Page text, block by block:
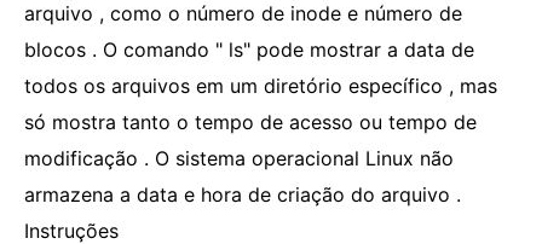
arquivo , como o número de inode e número de
blocos . O comando " ls" pode mostrar a data de
todos os arquivos em um diretório específico , mas
só mostra tanto o tempo de acesso ou tempo de
modificação . O sistema operacional Linux não
armazena a data e hora de criação do arquivo .
Instruções